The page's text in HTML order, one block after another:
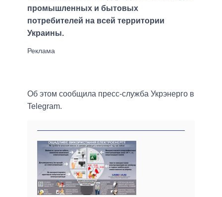
промышленных и бытовых
потребителей на всей территории
Украины.
Об этом сообщила пресс-служба Укрэнерго в
Telegram.